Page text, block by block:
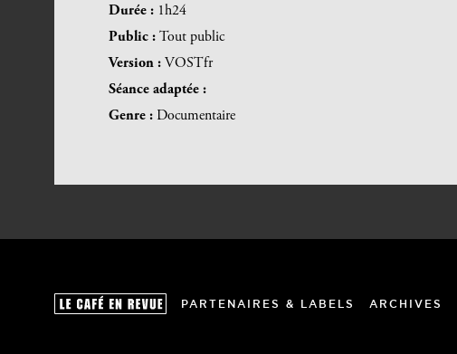
Durée : 1h24
Public : Tout public
Version : VOSTfr
Séance adaptée :
Genre : Documentaire
PARTENAIRES & LABELS ARCHIVES